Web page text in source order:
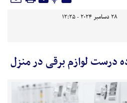
28 دسامبر 2024 - 12:25
درست لوازم برقی در منزل